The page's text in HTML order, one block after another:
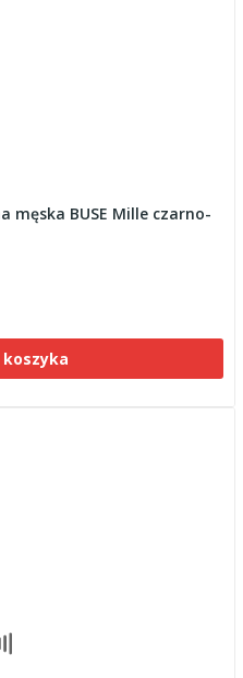
BUSE Mille czarno-
koszyka